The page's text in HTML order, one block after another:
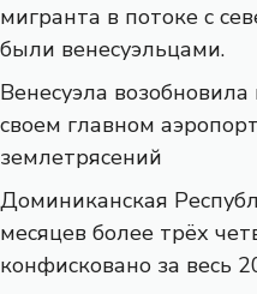
мигранта в потоке с
были венесуэльцами.
Венесуэла
своем главном
землетрясений
Доминиканская
месяцев более трёх
конфисковано за весь